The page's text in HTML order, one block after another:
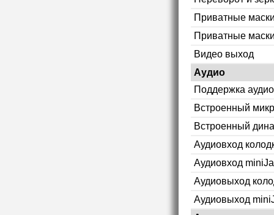
Приватные
Приватные
Видео выход
Аудио
Поддержка аудио
Встроенный
Встроенный
Аудиовход
Аудиовход
Аудиовыход
Аудиовыход